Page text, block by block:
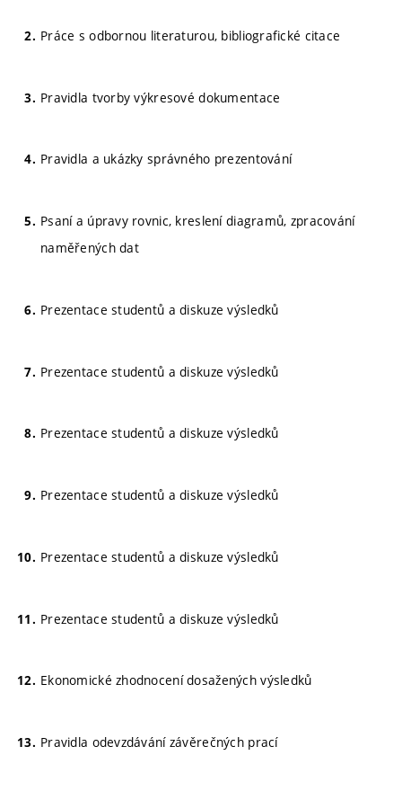
Práce s odbornou literaturou, bibliografické citace
Pravidla tvorby výkresové dokumentace
Pravidla a ukázky správného prezentování
Psaní a úpravy rovnic, kreslení diagramů, zpracování
naměřených dat
Prezentace studentů a diskuze výsledků
Prezentace studentů a diskuze výsledků
Prezentace studentů a diskuze výsledků
Prezentace studentů a diskuze výsledků
Prezentace studentů a diskuze výsledků
Prezentace studentů a diskuze výsledků
Ekonomické zhodnocení dosažených výsledků
Pravidla odevzdávání závěrečných prací